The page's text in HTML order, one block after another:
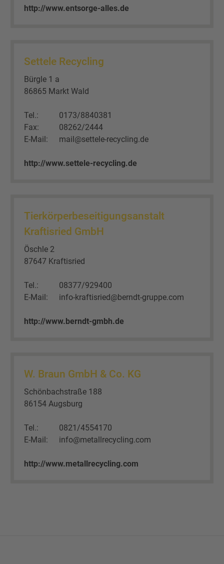
http://www.entsorge-alles.de
Settele Recycling
Bürgle 1 a
86865 Markt Wald
Tel.:
0173/8840381
Fax:
08262/2444
E-Mail:
mail@settele-recycling.de
http://www.settele-recycling.de
Tierkörperbeseitigungsanstalt
Kraftisried GmbH
Öschle 2
87647 Kraftisried
Tel.:
08377/929400
E-Mail:
info-kraftisried@berndt-gruppe.com
http://www.berndt-gmbh.de
W. Braun GmbH & Co. KG
Schönbachstraße 188
86154 Augsburg
Tel.:
0821/4554170
E-Mail:
info@metallrecycling.com
http://www.metallrecycling.com